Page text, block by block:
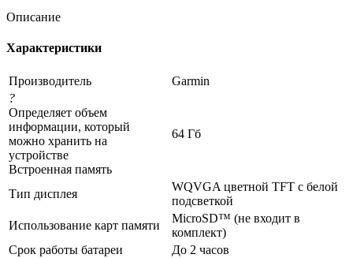
Описание
Характеристики
Производитель
Garmin
?
Определяет объем
информации, который
можно хранить на
устройстве
Встроенная память
64 Гб
Тип дисплея
WQVGA цветной TFT с белой
подсветкой
Использование карт памяти
MicroSD™ (не входит в
комплект)
Срок работы батареи
До 2 часов